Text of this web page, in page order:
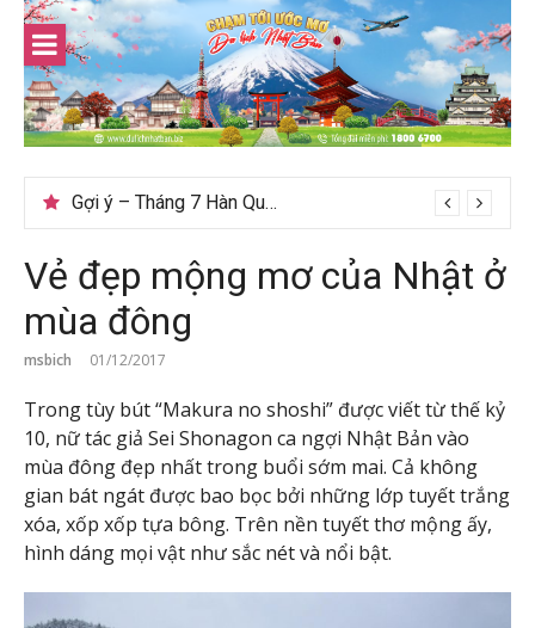
Skip
content
Gợi ý – Tháng 7 Hàn Quốc nên đi đâu, mặc gì đẹp?
Vẻ đẹp mộng mơ của Nhật ở
mùa đông
msbich 01/12/2017
Trong tùy bút “Makura no shoshi” được viết từ thế kỷ
10, nữ tác giả Sei Shonagon ca ngợi Nhật Bản vào
mùa đông đẹp nhất trong buổi sớm mai. Cả không
gian bát ngát được bao bọc bởi những lớp tuyết trắng
xóa, xốp xốp tựa bông. Trên nền tuyết thơ mộng ấy,
hình dáng mọi vật như sắc nét và nổi bật.